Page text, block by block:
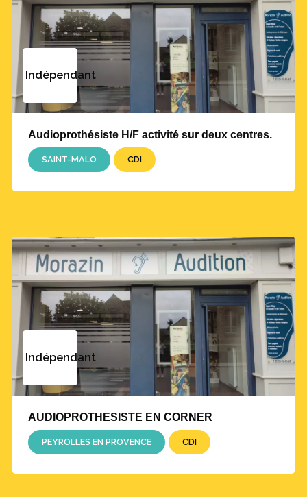
Indépendant
Audioprothésiste H/F activité sur deux centres.
SAINT-MALO CDI
Indépendant
AUDIOPROTHESISTE EN CORNER
PEYROLLES EN PROVENCE CDI